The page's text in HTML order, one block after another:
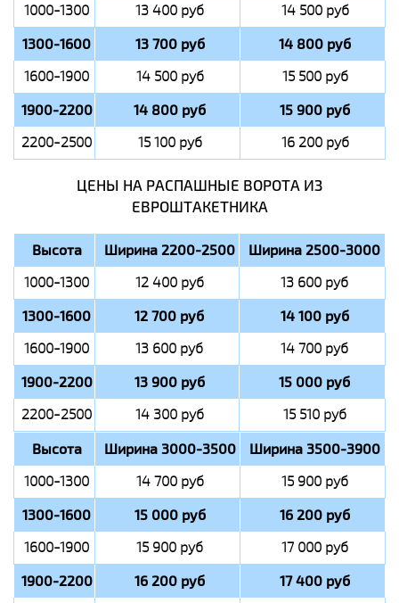
1000-1300 13 400 руб 14 500 руб
1300-1600 13 700 руб 14 800 руб
1600-1900 14 500 руб 15 500 руб
1900-2200 14 800 руб 15 900 руб
2200-2500 15 100 руб 16 200 руб
ЦЕНЫ НА РАСПАШНЫЕ ВОРОТА ИЗ
ЕВРОШТАКЕТНИКА
Высота Ширина 2200-2500 Ширина 2500-3000
1000-1300 12 400 руб 13 600 руб
1300-1600 12 700 руб 14 100 руб
1600-1900 13 600 руб 14 700 руб
1900-2200 13 900 руб 15 000 руб
2200-2500 14 300 руб 15 510 руб
Высота Ширина 3000-3500 Ширина 3500-3900
1000-1300 14 700 руб 15 900 руб
1300-1600 15 000 руб 16 200 руб
1600-1900 15 900 руб 17 000 руб
1900-2200 16 200 руб 17 400 руб